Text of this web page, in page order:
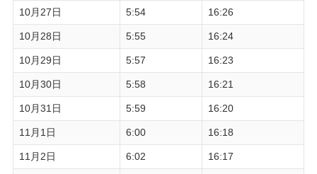
10月27日 5:54 16:26
10月28日 5:55 16:24
10月29日 5:57 16:23
10月30日 5:58 16:21
10月31日 5:59 16:20
11月1日 6:00 16:18
11月2日 6:02 16:17